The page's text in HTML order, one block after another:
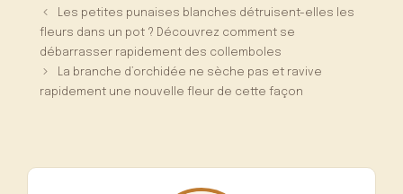
Les petites punaises blanches détruisent-elles les
fleurs dans un pot ? Découvrez comment se
débarrasser rapidement des collemboles
La branche d’orchidée ne sèche pas et ravive
rapidement une nouvelle fleur de cette façon